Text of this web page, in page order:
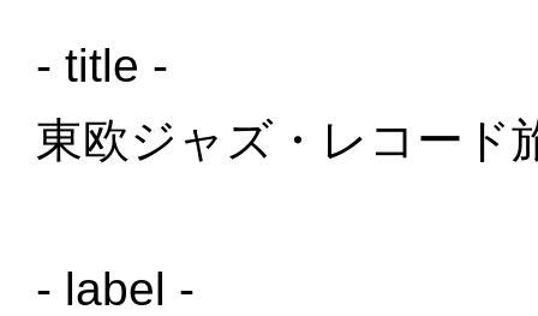
- title -
東欧ジャズ・レコード
- label -